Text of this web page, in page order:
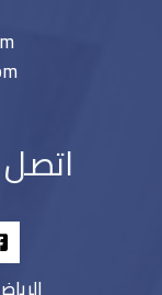
اتصل بنا-